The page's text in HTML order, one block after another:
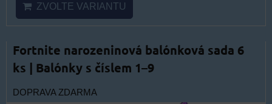
ZVOLTE VARIANTU
Fortnite narozeninová balónková sada 6
ks | Balónky s číslem 1–9
DOPRAVA ZDARMA